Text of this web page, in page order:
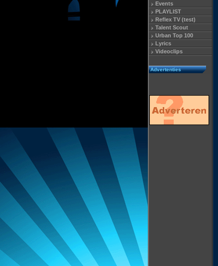
Events
PLAYLIST
Reflex TV (test)
Talent Scout
Urban Top 100
Lyrics
Videoclips
Advertenties